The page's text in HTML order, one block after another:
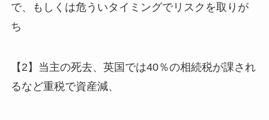
で、もしくは危ういタイミングでリスクを取りが
ち
【2】当主の死去、英国では40％の相続税が課され
るなど重税で資産減、